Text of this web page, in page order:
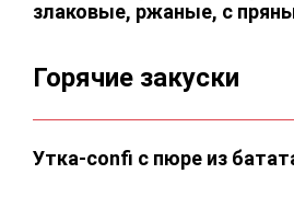
злаковые, ржаные, с
Горячие закуски
Утка-confi с пюре из